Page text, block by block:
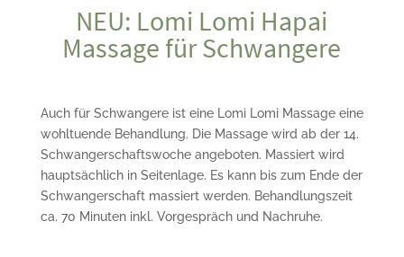
NEU: Lomi Lomi Hapai
Massage für Schwangere
Auch für Schwangere ist eine Lomi Lomi Massage eine
wohltuende Behandlung. Die Massage wird ab der 14.
Schwangerschaftswoche angeboten. Massiert wird
hauptsächlich in Seitenlage. Es kann bis zum Ende der
Schwangerschaft massiert werden. Behandlungszeit
ca. 70 Minuten inkl. Vorgespräch und Nachruhe.